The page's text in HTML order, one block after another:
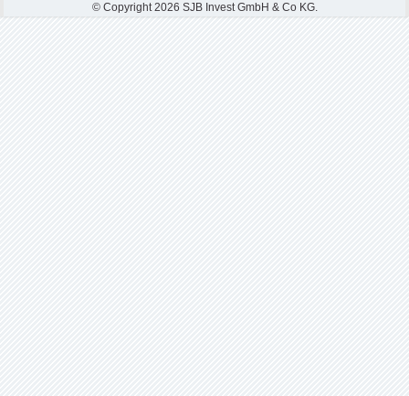
© Copyright 2026 SJB Invest GmbH & Co KG.